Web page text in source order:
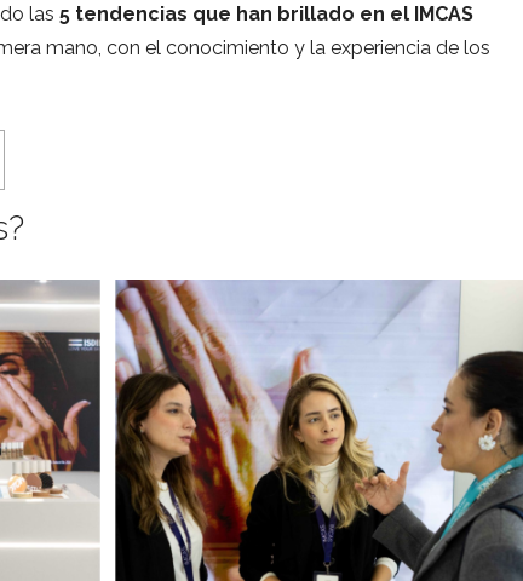
las 5 tendencias que han brillado en el IMCAS
mano, con el conocimiento y la experiencia de los